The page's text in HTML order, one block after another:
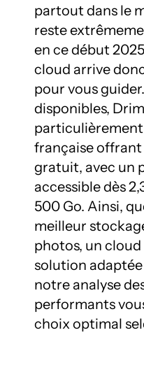
partout dans le
reste
en ce début
cloud arrive
pour vous
disponibles,
française offrant
gratuit, avec un
accessible dès
500 Go. Ainsi,
meilleur
photos, un
solution
notre analyse
performants
choix optimal